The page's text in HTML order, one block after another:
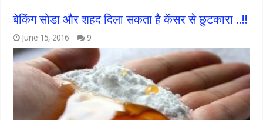
बेकिंग सोडा और शहद दिला सकता है केंसर से छुटकारा ..!!
June 15, 2016 9